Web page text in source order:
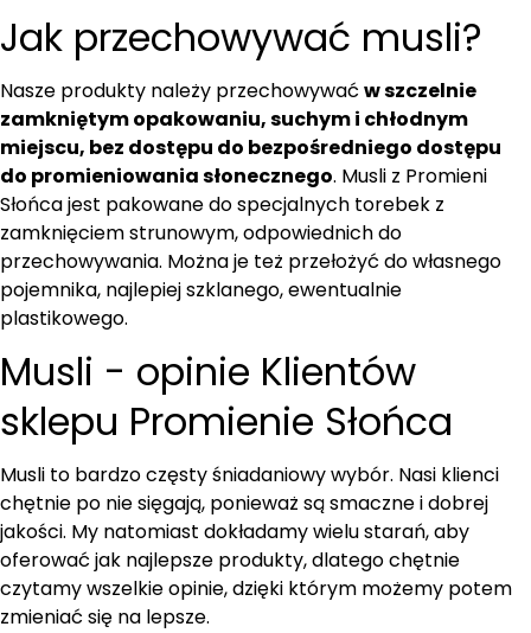
Jak przechowywać musli?
Nasze produkty należy przechowywać w szczelnie
zamkniętym opakowaniu, suchym i chłodnym
miejscu, bez dostępu do bezpośredniego dostępu
do promieniowania słonecznego. Musli z Promieni
Słońca jest pakowane do specjalnych torebek z
zamknięciem strunowym, odpowiednich do
przechowywania. Można je też przełożyć do własnego
pojemnika, najlepiej szklanego, ewentualnie
plastikowego.
Musli - opinie Klientów
sklepu Promienie Słońca
Musli to bardzo częsty śniadaniowy wybór. Nasi klienci
chętnie po nie sięgają, ponieważ są smaczne i dobrej
jakości. My natomiast dokładamy wielu starań, aby
oferować jak najlepsze produkty, dlatego chętnie
czytamy wszelkie opinie, dzięki którym możemy potem
zmieniać się na lepsze.